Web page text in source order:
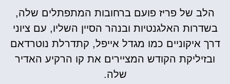
הלב של פריז פועם ברחובות המתפתלים שלה,
בשדרות האלגנטיות ובנהר הסיין השליו, עם ציוני
דרך איקוניים כמו מגדל אייפל, קתדרלת נוטרדאם
ובזיליקת הקודש המציירים את קו הרקיע האדיר
שלה.